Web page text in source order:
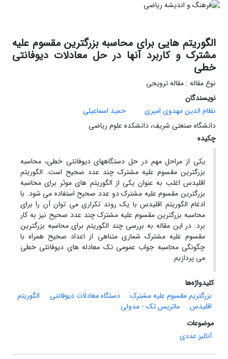
الگوریتم هایی برای محاسبه بزرگترین مقسوم علیه
مشترک و کاربرد آنها در حل معادلات دیوفانتی
خطی
نوع مقاله : مقاله ترویجی
نویسندگان
نظام الدین مهدوی امیری
حمید اسماعیلی
دانشگاه صنعتی شریف، دانشکده علوم ریاضی
چکیده
یکی از مراحل مهم در حل دستگاههای دیوفانتی خطی، محاسبه
بزرگترین مقسوم علیه مشترک چند عدد صحیح است. الگوریتم
اقلیدس اغلب به عنوان یکی از الگوریتم های موثر برای محاسبه
بزرگترین مقسوم علیه مشترک دو عدد صحیح استفاده می شود. با
ادغام الگوریتم اقلیدس با یک روند تکراری می توان آن را برای
محاسبه بزرگترین مقسوم علیه مشترک چند عدد صحیح نیز به کار
برد. در این مقاله به بررسی چند الگوریتم برای محاسبه بزرگترین
مقسوم علیه مشترک شماری متناهی از اعداد صحیح همراه با
چگونگی محاسبه جواب عمومی تک معادله های دیوفانتی خطی
می پردازیم.
کلیدواژه‌ها
بزرگتریم مقسوم علیه مشترک
دستگاه معادلات دیوفانتی
الگوریتم
اقلیدس
ماتریس تک - مدولی
موضوعات
آنالیز عددی